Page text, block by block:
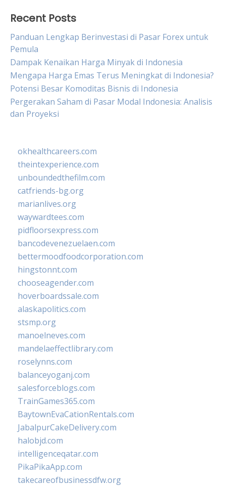
Recent Posts
Panduan Lengkap Berinvestasi di Pasar Forex untuk
Pemula
Dampak Kenaikan Harga Minyak di Indonesia
Mengapa Harga Emas Terus Meningkat di Indonesia?
Potensi Besar Komoditas Bisnis di Indonesia
Pergerakan Saham di Pasar Modal Indonesia: Analisis
dan Proyeksi
okhealthcareers.com
theintexperience.com
unboundedthefilm.com
catfriends-bg.org
marianlives.org
waywardtees.com
pidfloorsexpress.com
bancodevenezuelaen.com
bettermoodfoodcorporation.com
hingstonnt.com
chooseagender.com
hoverboardssale.com
alaskapolitics.com
stsmp.org
manoelneves.com
mandelaeffectlibrary.com
roselynns.com
balanceyoganj.com
salesforceblogs.com
TrainGames365.com
BaytownEvaCationRentals.com
JabalpurCakeDelivery.com
halobjd.com
intelligenceqatar.com
PikaPikaApp.com
takecareofbusinessdfw.org